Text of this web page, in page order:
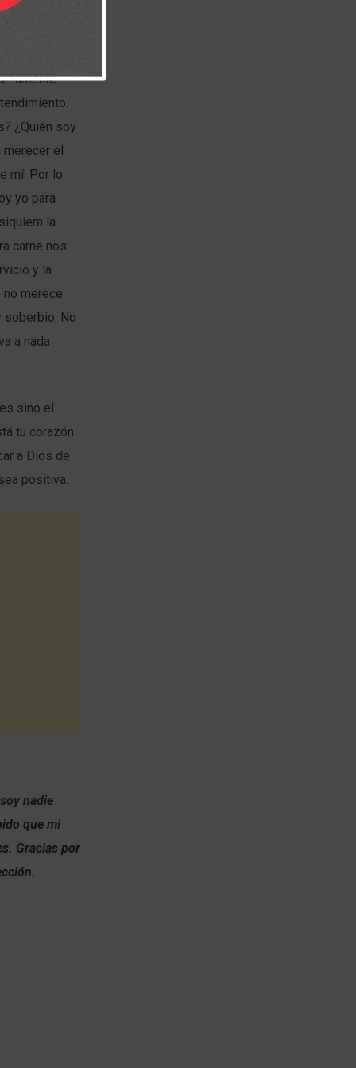
y la
¿Quién soy
merecer el
mí. Por lo
yo para
la
carne nos
y la
no merece
soberbio. No
a nada
sino el
tu corazón.
a Dios de
positiva.
nadie
que mi
Gracias por